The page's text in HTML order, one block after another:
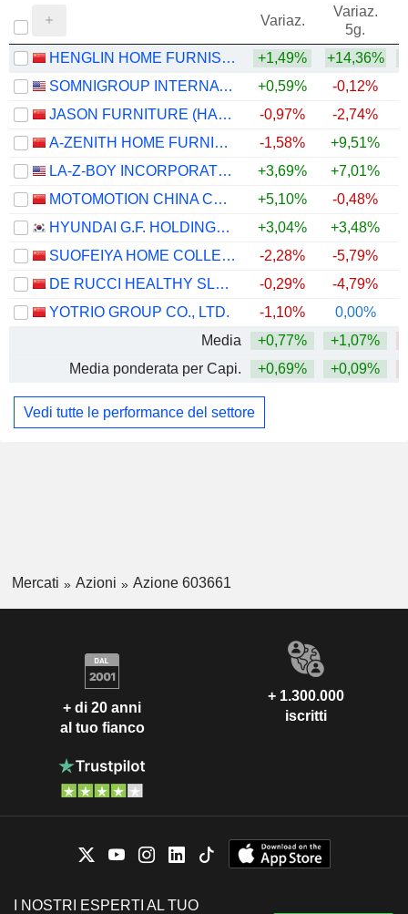
Variaz.
Variaz.
5g.
HENGLIN HOME FURNISHINGS CO.,LTD +1,49% +14,36%
SOMNIGROUP INTERNATIONAL INC.
+0,59% -0,12%
JASON FURNITURE (HANGZHOU) CO.,LTD.
-0,97% -2,74%
A-ZENITH HOME FURNISHINGS CO., LTD.
-1,58% +9,51%
LA-Z-BOY INCORPORATED
+3,69% +7,01%
MOTOMOTION CHINA CORPORATION
+5,10% -0,48%
HYUNDAI G.F. HOLDINGS CO., LTD.
+3,04% +3,48%
SUOFEIYA HOME COLLECTION CO., LTD.
-2,28% -5,79%
DE RUCCI HEALTHY SLEEP CO., LTD.
-0,29% -4,79%
YOTRIO GROUP CO., LTD.
-1,10% 0,00%
Media
+0,77% +1,07%
Media ponderata per Capi.
+0,69% +0,09%
Vedi tutte le performance del settore
Mercati Azioni Azione 603661
+ di 20 anni
al tuo fianco
+ 1.300.000
iscritti
I NOSTRI ESPERTI AL TUO